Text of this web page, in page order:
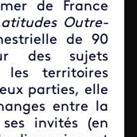
de France
Outre-
de 90
des sujets
territoires
parties, elle
entre la
invités (en